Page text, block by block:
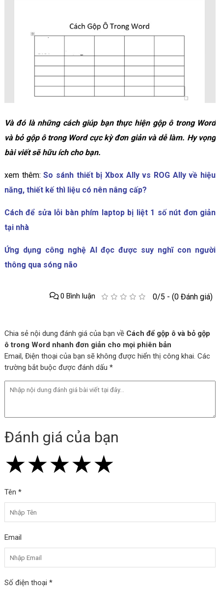
Và đó là những cách giúp bạn thực hiện gộp ô trong Word
và bỏ gộp ô trong Word cực kỳ đơn giản và dễ làm. Hy vọng
bài viết sẽ hữu ích cho bạn.
xem thêm:So sánh thiết bị Xbox Ally vs ROG Ally về hiệu
năng, thiết kế thì liệu có nên nâng cấp?
Cách để sửa lỗi bàn phím laptop bị liệt 1 số nút đơn giản
tại nhà
Ứng dụng công nghệ AI đọc được suy nghĩ con người
thông qua sóng não
0/5 - (0 Đánh giá)
0 Bình luận
Chia sẻ nội dung đánh giá của bạn về Cách để gộp ô và bỏ gộp
ô trong Word nhanh đơn giản cho mọi phiên bản
Email, Điện thoại của bạn sẽ không được hiển thị công khai. Các
trường bắt buộc được đánh dấu *
Đánh giá của bạn
★
★★
★★★
★★★★
★★★★★
Tên *
Email
Số điện thoại *